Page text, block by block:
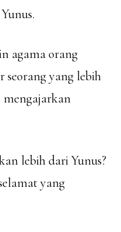
agama orang
seorang yang lebih
mengajarkan
lebih dari Yunus?
yang